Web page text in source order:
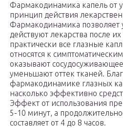
Фармакодинамика капель от
принцип действия
Фармакодинамика позволяет
действуют лекарства после
практически все глазные
относятся к
оказывают
уменьшают оттек тканей.
фармакодинамике глазных
насколько эффективно
Эффект от использования
5-10 минут, а
составляет от 4 до 8 часов.